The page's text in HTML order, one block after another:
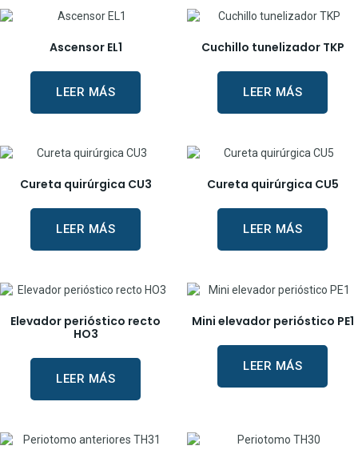
Ascensor EL1
LEER MÁS
Cuchillo tunelizador TKP
LEER MÁS
Cureta quirúrgica CU3
LEER MÁS
Cureta quirúrgica CU5
LEER MÁS
Elevador perióstico recto
HO3
LEER MÁS
Mini elevador perióstico PE1
LEER MÁS